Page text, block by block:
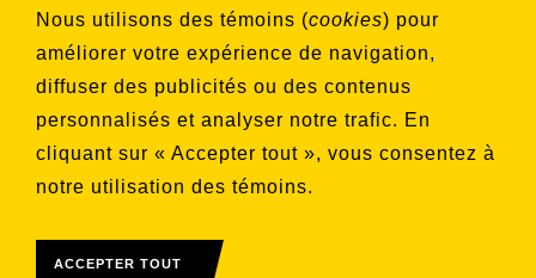
Nous utilisons des témoins (cookies) pour
améliorer votre expérience de navigation,
diffuser des publicités ou des contenus
personnalisés et analyser notre trafic. En
cliquant sur « Accepter tout », vous consentez à
notre utilisation des témoins.
ACCEPTER TOUT
souhaitez vous inscrire
Aucune liste sélectionnée
S'INSCRIRE